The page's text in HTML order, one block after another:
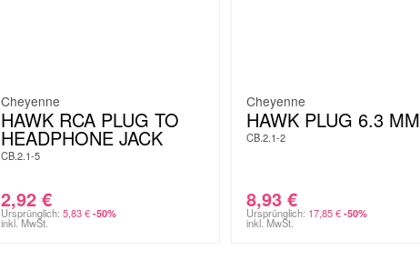
Cheyenne
HAWK RCA PLUG TO
HEADPHONE JACK
CB.2.1-5
2,92 €
Ursprünglich: 5,83€ -50%
inkl. MwSt.
Cheyenne
HAWK PLUG 6.3 MM
CB.2.1-2
8,93 €
Ursprünglich: 17,85€ -50%
inkl. MwSt.